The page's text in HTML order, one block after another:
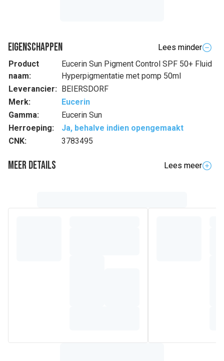
Eigenschappen
Lees minder
Product
naam:
Eucerin Sun Pigment Control SPF 50+ Fluid
Hyperpigmentatie met pomp 50ml
Leverancier: BEIERSDORF
Merk:
Eucerin
Gamma:
Eucerin Sun
Herroeping:
Ja, behalve indien opengemaakt
CNK:
3783495
Meer details
Lees meer
die hyperpigmentatie door de zon voorkomt. Vermindert
Diethylamino Hydroxybenzoyl Hexyl Benzoate, Tapioca